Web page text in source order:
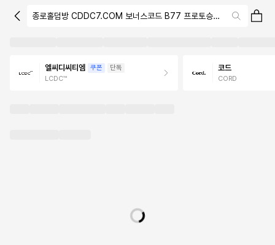
엘씨디씨티엠 쿠폰
단독
LCDC™
코드
CORD